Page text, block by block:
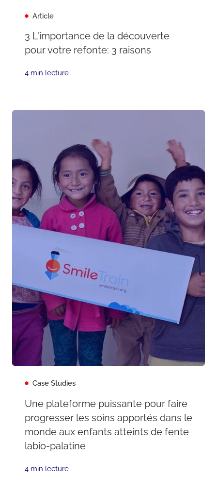
Article
3 L'importance de la découverte
pour votre refonte: 3 raisons
4 min lecture
Case Studies
Une plateforme puissante pour faire
progresser les soins apportés dans le
monde aux enfants atteints de fente
labio-palatine
4 min lecture